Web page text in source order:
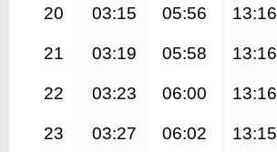
20 03:15 05:56 13:16
21 03:19 05:58 13:16
22 03:23 06:00 13:16
23 03:27 06:02 13:15